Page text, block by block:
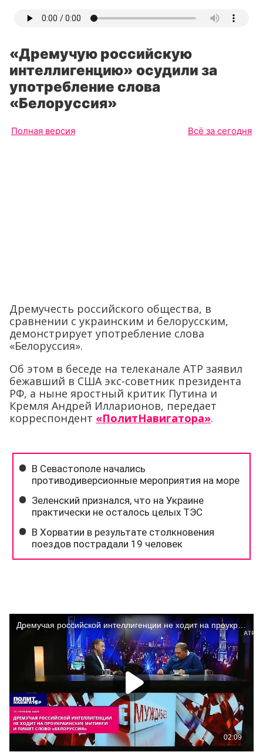
«Дремучую российскую
интеллигенцию» осудили за
употребление слова
«Белоруссия»
Полная версия Всё за сегодня
Дремучесть российского общества, в
сравнении с украинским и белорусским,
демонстрирует употребление слова
«Белоруссия».
Об этом в беседе на телеканале АТР заявил
бежавший в США экс-советник президента
РФ, а ныне яростный критик Путина и
Кремля Андрей Илларионов, передает
корреспондент «ПолитНавигатора».